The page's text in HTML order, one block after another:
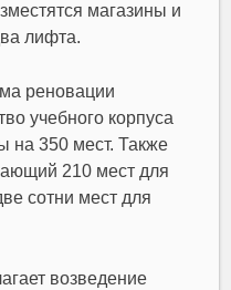
магазины и
лифта.
реновации
учебного корпуса
на 350 мест. Также
210 мест для
сотни мест для
возведение